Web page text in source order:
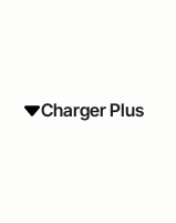
Charger Plus